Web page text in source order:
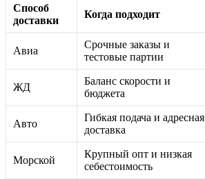
Способ
доставки
Когда подходит
Авиа
Срочные заказы и
тестовые партии
ЖД
Баланс скорости и
бюджета
Авто
Гибкая подача и адресная
доставка
Морской
Крупный опт и низкая
себестоимость